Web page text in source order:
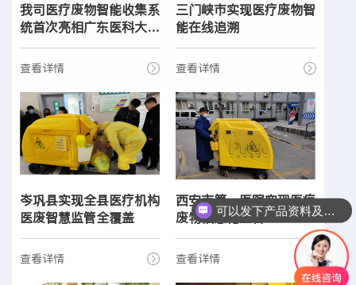
我司医疗废物智能收集系
统首次亮相广东医科大学
附属第二医院
查看详情
三门峡市实现医疗废物智
能在线追溯
查看详情
岑巩县实现全县医疗机构
医废智慧监管全覆盖
查看详情
西安市第一医院实现医疗
废物信息化监管
查看详情